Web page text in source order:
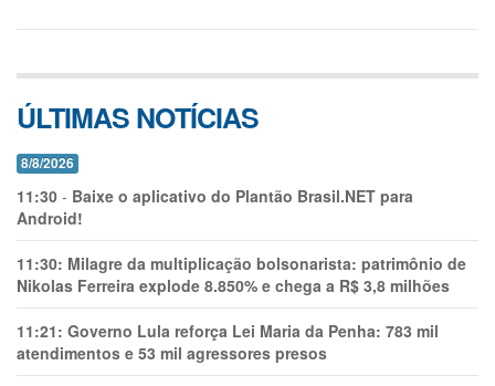
ÚLTIMAS NOTÍCIAS
8/8/2026
11:30 - Baixe o aplicativo do Plantão Brasil.NET para
Android!
11:30: Milagre da multiplicação bolsonarista: patrimônio de
Nikolas Ferreira explode 8.850% e chega a R$ 3,8 milhões
11:21: Governo Lula reforça Lei Maria da Penha: 783 mil
atendimentos e 53 mil agressores presos